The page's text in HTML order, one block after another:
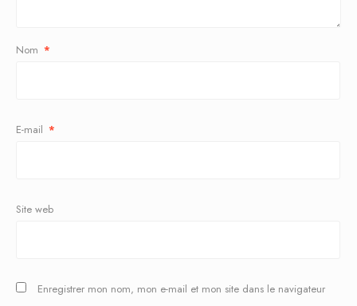
Nom *
E-mail *
Site web
Enregistrer mon nom, mon e-mail et mon site dans le navigateur